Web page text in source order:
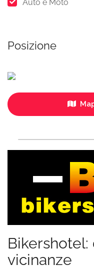
Auto e Moto
Posizione
vicinanze